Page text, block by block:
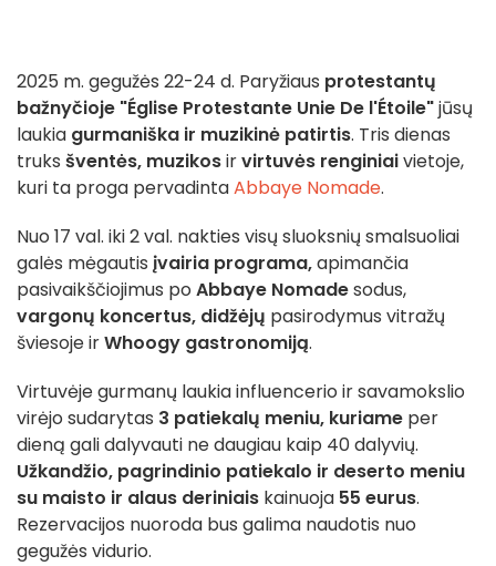
2025 m. gegužės 22-24 d. Paryžiaus protestantų
bažnyčioje "Église Protestante Unie De l'Étoile"jūsų
laukia gurmaniška ir muzikinė patirtis. Tris dienas
truks šventės, muzikosirvirtuvės renginiaivietoje,
kuri ta proga pervadintaAbbaye Nomade.
Nuo 17 val. iki 2 val. nakties visų sluoksnių smalsuoliai
galės mėgautis įvairia programa,apimančia
pasivaikščiojimus po Abbaye Nomadesodus,
vargonų koncertus, didžėjų pasirodymus vitražų
šviesoje irWhoogy gastronomiją.
Virtuvėje gurmanų laukia influencerio ir savamokslio
virėjo sudarytas 3 patiekalų meniu, kuriame per
dieną gali dalyvauti ne daugiau kaip 40 dalyvių.
Užkandžio, pagrindinio patiekalo ir deserto meniu
su maisto ir alaus deriniais kainuoja 55 eurus.
Rezervacijos nuoroda bus galima naudotis nuo
gegužės vidurio.